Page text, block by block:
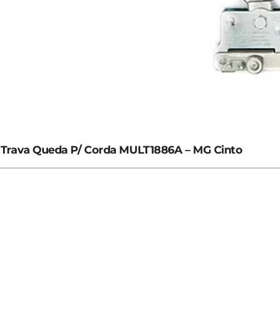
Trava Queda P/ Corda MULT1886A – MG Cinto